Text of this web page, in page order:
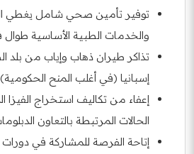
توفير تأمين صحي شامل يغطي
والخدمات الطبية الأساسية طوال
تذاكر طيران ذهاب وإياب من بلد
إسبانيا (في أغلب المنح
إعفاء من تكاليف استخراج
الحالات المرتبطة بالتعاون
إتاحة الفرصة للمشاركة في دورات